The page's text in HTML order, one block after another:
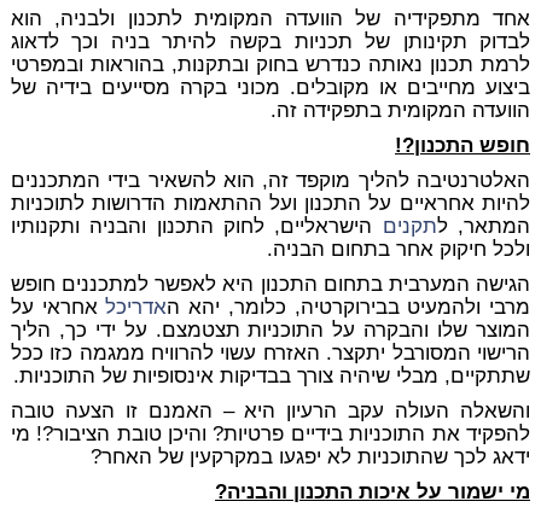
אחד מתפקידיה של הוועדה המקומית לתכנון ולבניה, הוא
לבדוק תקינותן של תכניות בקשה להיתר בניה וכך לדאוג
לרמת תכנון נאותה כנדרש בחוק ובתקנות, בהוראות ובמפרטי
ביצוע מחייבים או מקובלים. מכוני בקרה מסייעים בידיה של
הוועדה המקומית בתפקידה זה.
חופש התכנון?!
האלטרנטיבה להליך מוקפד זה, הוא להשאיר בידי המתכננים
להיות אחראיים על התכנון ועל ההתאמות הדרושות לתוכניות
המתאר, לתקנים הישראליים, לחוק התכנון והבניה ותקנותיו
ולכל חיקוק אחר בתחום הבניה.
הגישה המערבית בתחום התכנון היא לאפשר למתכננים חופש
מרבי ולהמעיט בבירוקרטיה, כלומר, יהא האדריכלאחראי על
המוצר שלו והבקרה על התוכניות תצטמצם. על ידי כך, הליך
הרישוי המסורבל יתקצר. האזרח עשוי להרוויח ממגמה כזו ככל
שתתקיים, מבלי שיהיה צורך בבדיקות אינסופיות של התוכניות.
והשאלה העולה עקב הרעיון היא – האמנם זו הצעה טובה
להפקיד את התוכניות בידיים פרטיות? והיכן טובת הציבור?! מי
ידאג לכך שהתוכניות לא יפגעו במקרקעין של האחר?
מי ישמור על איכות התכנון והבניה?